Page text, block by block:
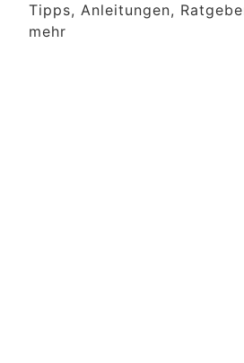
Tipps, Anleitungen,
mehr